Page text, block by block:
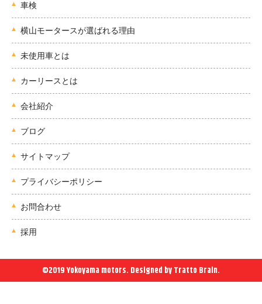
車検
横山モータースが選ばれる理由
未使用車とは
カーリースとは
会社紹介
ブログ
サイトマップ
プライバシーポリシー
お問合わせ
採用
©2019 Yokoyama motors. Designed byTratto Brain.